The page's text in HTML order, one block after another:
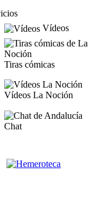
Vídeos
Tiras cómicas
Vídeos La Noción
Chat